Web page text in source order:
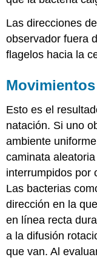
Las direcciones
observador fuera
flagelos hacia la
Esto es el
natación. Si uno
ambiente
caminata
interrumpidos por
Las bacterias
dirección en la
en línea recta
a la difusión
que van. Al